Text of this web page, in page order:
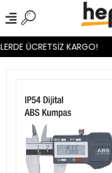
ÜCRETSİZ KARGO!